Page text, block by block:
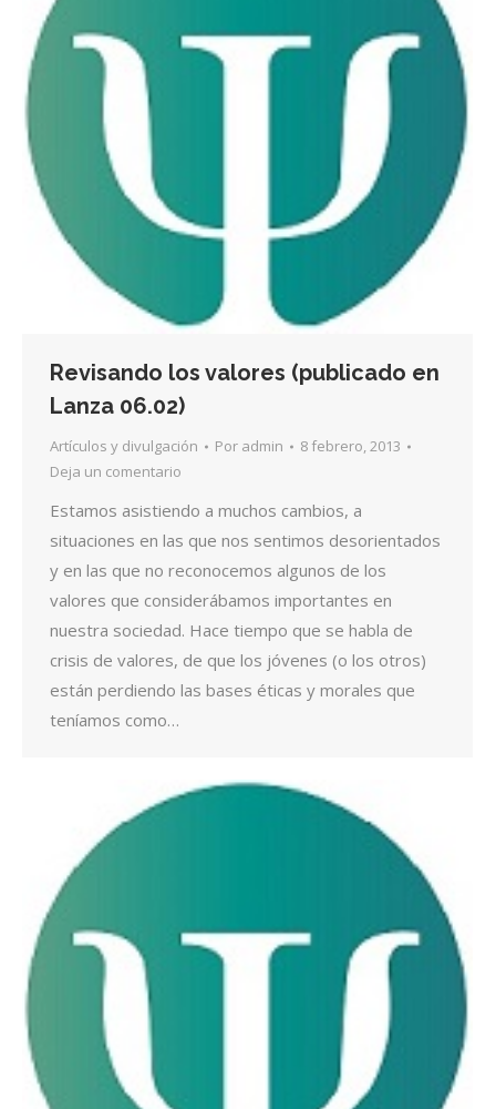
Revisando los valores (publicado en
Lanza 06.02)
Artículos y divulgación Por admin
8 febrero, 2013
Deja un comentario
Estamos asistiendo a muchos cambios, a
situaciones en las que nos sentimos desorientados
y en las que no reconocemos algunos de los
valores que considerábamos importantes en
nuestra sociedad. Hace tiempo que se habla de
crisis de valores, de que los jóvenes (o los otros)
están perdiendo las bases éticas y morales que
teníamos como…